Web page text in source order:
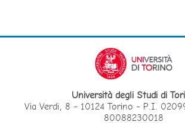
Università degli Studi di
Via Verdi, 8 - 10124 Torino - P.I.
80088230018